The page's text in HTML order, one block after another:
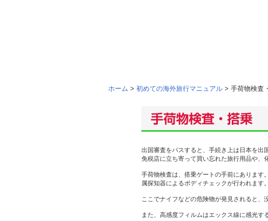
ホーム > 初めての海外旅行マニュアル > 手荷物検査
出国審査をパスすると、手続き上は日本を出
免税店に立ち寄って買い忘れた旅行用品や、
手荷物検査は、搭乗ゲートの手前にあります
属探知器によるボディチェックが行われます。
ここでナイフなどの危険物が発見されると、
また、高感度フィルムはエックス線に感光